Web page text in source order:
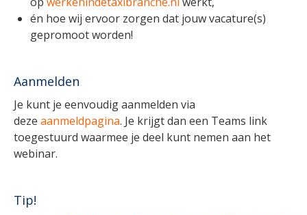
én hoe wij ervoor zorgen dat jouw vacature(s)
gepromoot worden!
Aanmelden
Je kunt je eenvoudig aanmelden via
deze aanmeldpagina. Je krijgt dan een Teams link
toegestuurd waarmee je deel kunt nemen aan het
webinar.
Tip!